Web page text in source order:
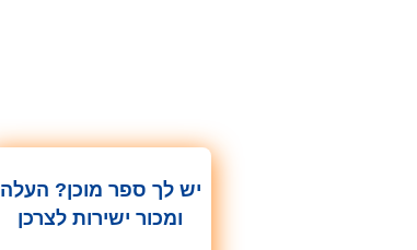
יש לך ספר מוכן? העלה
ומכור ישירות לצרכן